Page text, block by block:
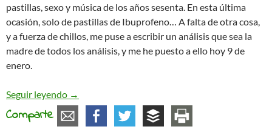
pastillas, sexo y música de los años sesenta. En esta última
ocasión, solo de pastillas de Ibuprofeno… A falta de otra cosa,
y a fuerza de chillos, me puse a escribir un análisis que sea la
madre de todos los análisis, y me he puesto a ello hoy 9 de
enero.
Seguir leyendo Filomena, la que has liado
→
Comparte